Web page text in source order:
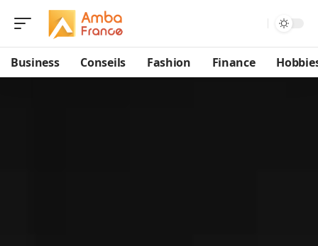
Business Conseils Fashion Finance